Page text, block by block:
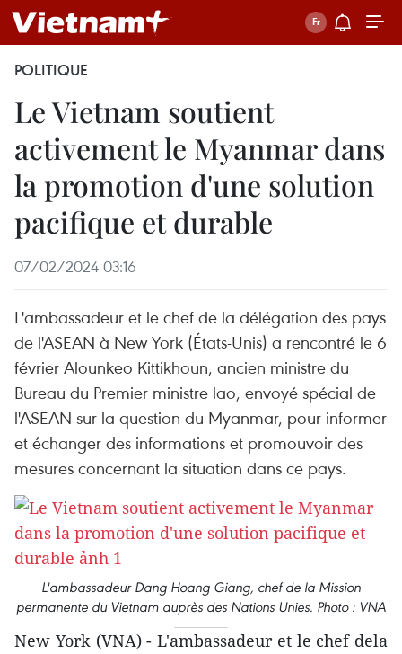
POLITIQUE
Le Vietnam soutient
activement le Myanmar dans
la promotion d'une solution
pacifique et durable
07/02/2024 03:16
L'ambassadeur et le chef de la délégation des pays
de l'ASEAN à New York (États-Unis) a rencontré le 6
février Alounkeo Kittikhoun, ancien ministre du
Bureau du Premier ministre lao, envoyé spécial de
l'ASEAN sur la question du Myanmar, pour informer
et échanger des informations et promouvoir des
mesures concernant la situation dans ce pays.
L'ambassadeur Dang Hoang Giang, chef de la Mission
permanente du Vietnam auprès des Nations Unies. Photo : VNA
New York (VNA) - L'ambassadeur et le chef dela